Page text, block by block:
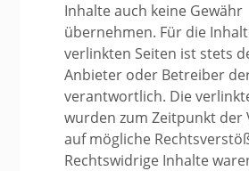
Inhalte auch keine Gewähr
übernehmen. Für die
verlinkten Seiten ist stets
Anbieter oder Betreiber
verantwortlich. Die
wurden zum Zeitpunkt der
auf mögliche
Rechtswidrige Inhalte